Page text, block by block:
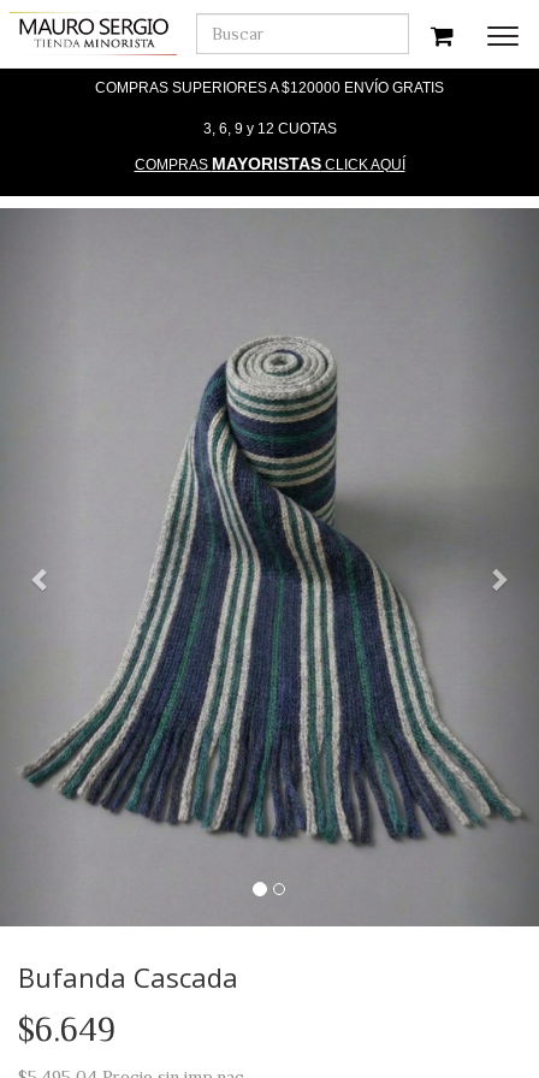
COMPRAS SUPERIORES A $120000 ENVÍO GRATIS
3, 6, 9 y 12 CUOTAS
COMPRAS MAYORISTASCLICK AQUÍ
Bufanda Cascada
$6.649